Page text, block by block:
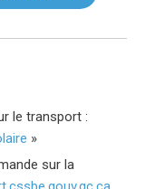
le transport :
(ce lien ouvre dans
»
sur la